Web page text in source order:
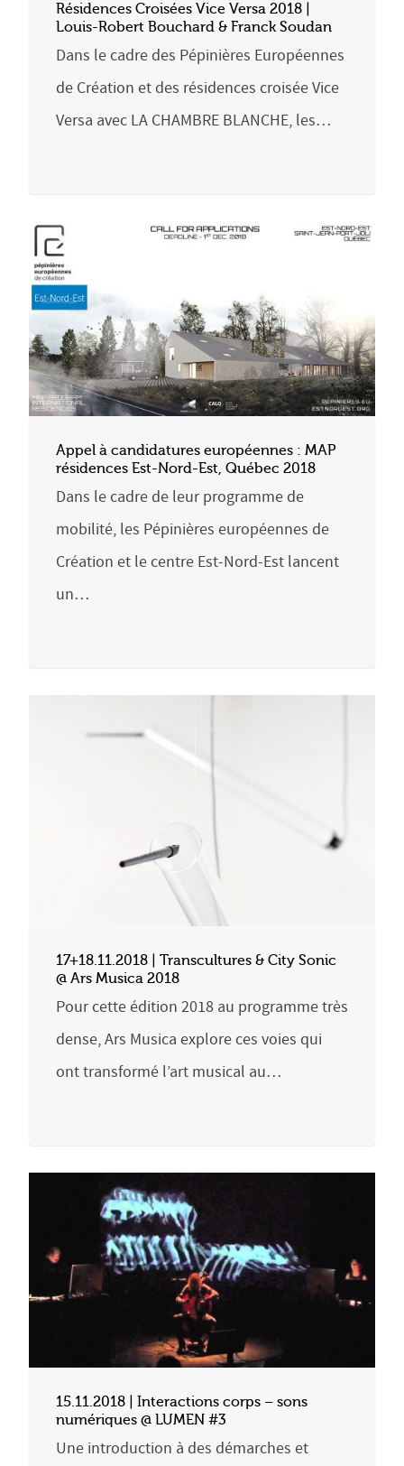
Résidences Croisées Vice Versa 2018 |
Louis-Robert Bouchard & Franck Soudan
Dans le cadre des Pépinières Européennes
de Création et des résidences croisée Vice
Versa avec LA CHAMBRE BLANCHE, les…
Appel à candidatures européennes : MAP
résidences Est-Nord-Est, Québec 2018
Dans le cadre de leur programme de
mobilité, les Pépinières européennes de
Création et le centre Est-Nord-Est lancent
un…
17+18.11.2018 | Transcultures & City Sonic
@ Ars Musica 2018
Pour cette édition 2018 au programme très
dense, Ars Musica explore ces voies qui
ont transformé l’art musical au…
15.11.2018 | Interactions corps – sons
numériques @ LUMEN #3
Une introduction à des démarches et